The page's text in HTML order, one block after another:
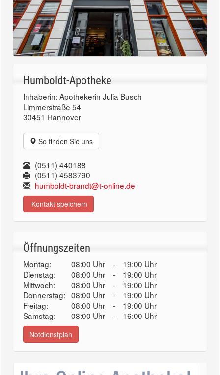
Humboldt-Apotheke
Inhaberin: Apothekerin Julia Busch
Limmerstraße 54
30451 Hannover
So finden Sie uns
(0511) 440188
(0511) 4583790
humboldt-brandt@t-online.de
Kontakt speichern
Öffnungszeiten
Montag: 08:00 Uhr -
19:00 Uhr
Dienstag:
08:00 Uhr -
19:00 Uhr
Mittwoch:
08:00 Uhr -
19:00 Uhr
Donnerstag: 08:00 Uhr -
19:00 Uhr
Freitag:
08:00 Uhr -
19:00 Uhr
Samstag:
08:00 Uhr - 16:00 Uhr
Notdienstplan